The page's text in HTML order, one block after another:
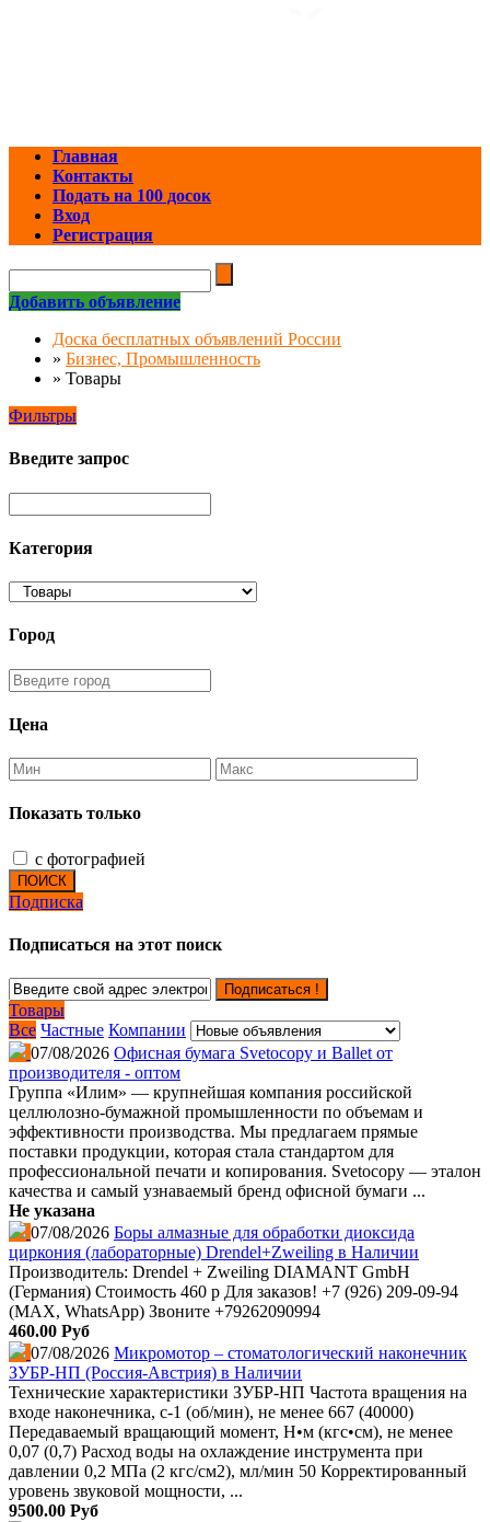
Главная
Контакты
Подать на 100 досок
Вход
Регистрация
Добавить объявление
Доска бесплатных объявлений России
» Бизнес, Промышленность
» Товары
Фильтры
Введите запрос
Категория
Город
Цена
Показать только
с фотографией
ПОИСК
Подписка
Подписаться на этот поиск
Подписаться !
Товары
Все Частные Компании
07/08/2026 Офисная бумага Svetocopy и Ballet от
производителя - оптом
Группа «Илим» — крупнейшая компания российской
целлюлозно-бумажной промышленности по объемам и
эффективности производства. Мы предлагаем прямые
поставки продукции, которая стала стандартом для
профессиональной печати и копирования. Svetocopy — эталон
качества и самый узнаваемый бренд офисной бумаги ...
Не указана
07/08/2026 Боры алмазные для обработки диоксида
циркония (лабораторные) Drendel+Zweiling в Наличии
Производитель: Drendel + Zweiling DIAMANT GmbH
(Германия) Стоимость 460 р Для заказов! +7 (926) 209-09-94
(МАХ, WhatsApp) Звоните +79262090994
460.00 Руб
07/08/2026 Микромотор – стоматологический наконечник
ЗУБР-НП (Россия-Австрия) в Наличии
Технические характеристики ЗУБР-НП Частота вращения на
входе наконечника, с-1 (об/мин), не менее 667 (40000)
Передаваемый вращающий момент, Н•м (кгс•см), не менее
0,07 (0,7) Расход воды на охлаждение инструмента при
давлении 0,2 МПа (2 кгс/см2), мл/мин 50 Корректированный
уровень звуковой мощности, ...
9500.00 Руб